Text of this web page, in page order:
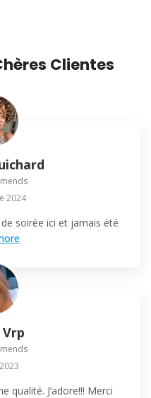
Clientes
2024
soirée ici et jamais été
Vrp
qualité. J’adore!!! Merci